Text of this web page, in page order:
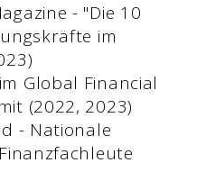
- "Die 10
im
Global Financial
(2022, 2023)
- Nationale